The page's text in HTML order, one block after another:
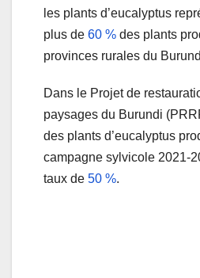
les plants d’eucalyptus
plus de 60 % des plants
provinces rurales du
Dans le Projet de
paysages du Burundi
des plants d’eucalyptus
campagne sylvicole 2021-
taux de 50 %.